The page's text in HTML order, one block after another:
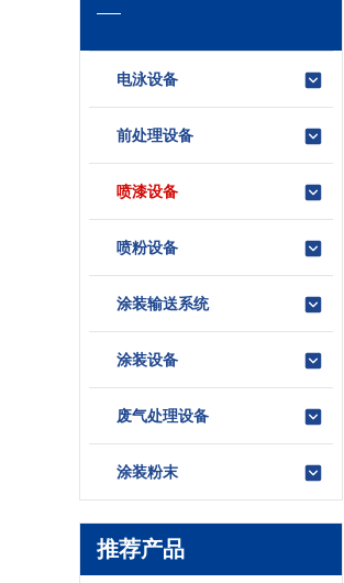
电泳设备
前处理设备
喷漆设备
喷粉设备
涂装输送系统
涂装设备
废气处理设备
涂装粉末
推荐产品